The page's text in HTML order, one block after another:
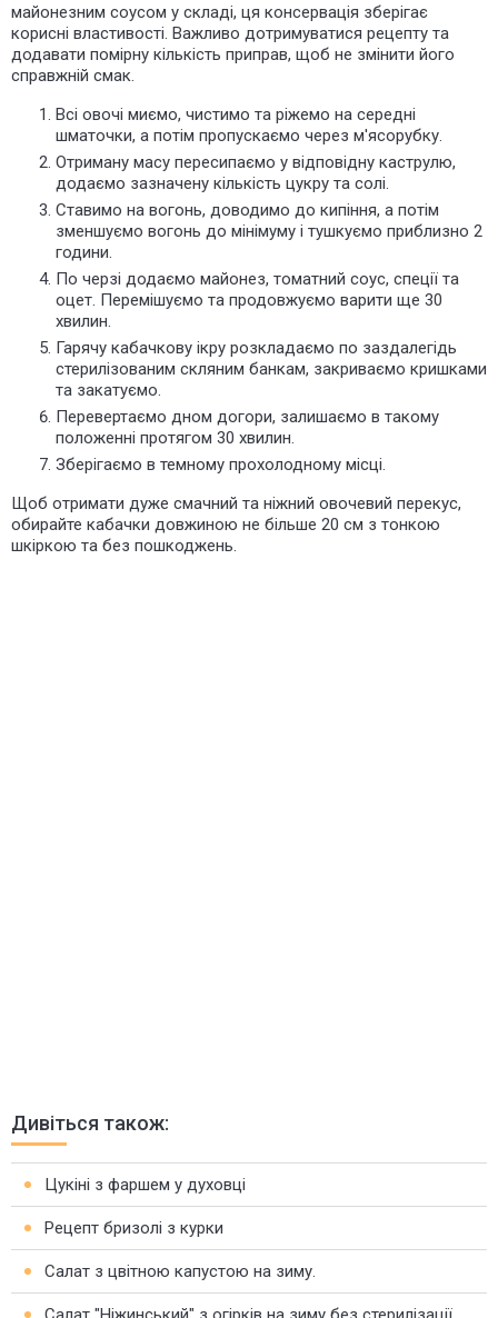
майонезним соусом у складі, ця консервація зберігає
корисні властивості. Важливо дотримуватися рецепту та
додавати помірну кількість приправ, щоб не змінити його
справжній смак.
Всі овочі миємо, чистимо та ріжемо на середні
шматочки, а потім пропускаємо через м'ясорубку.
Отриману масу пересипаємо у відповідну каструлю,
додаємо зазначену кількість цукру та солі.
Ставимо на вогонь, доводимо до кипіння, а потім
зменшуємо вогонь до мінімуму і тушкуємо приблизно 2
години.
По черзі додаємо майонез, томатний соус, спеції та
оцет. Перемішуємо та продовжуємо варити ще 30
хвилин.
Гарячу кабачкову ікру розкладаємо по заздалегідь
стерилізованим скляним банкам, закриваємо кришками
та закатуємо.
Перевертаємо дном догори, залишаємо в такому
положенні протягом 30 хвилин.
Зберігаємо в темному прохолодному місці.
Щоб отримати дуже смачний та ніжний овочевий перекус,
обирайте кабачки довжиною не більше 20 см з тонкою
шкіркою та без пошкоджень.
Дивіться також:
Цукіні з фаршем у духовці
Рецепт бризолі з курки
Салат з цвітною капустою на зиму.